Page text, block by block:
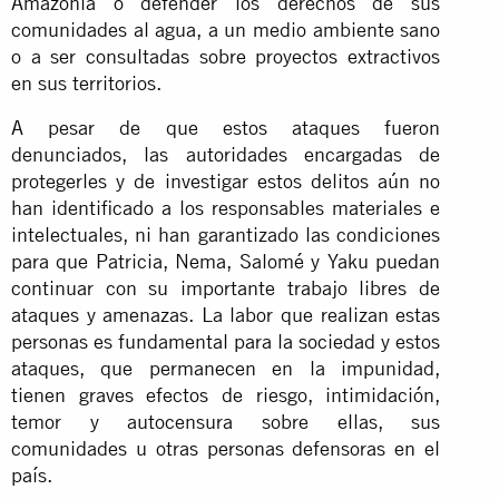
comunidades al agua, a un medio ambiente sano
o a ser consultadas sobre proyectos extractivos
en sus territorios.
A pesar de que estos ataques fueron
denunciados, las autoridades encargadas de
protegerles y de investigar estos delitos aún no
han identificado a los responsables materiales e
intelectuales, ni han garantizado las condiciones
para que Patricia, Nema, Salomé y Yaku puedan
continuar con su importante trabajo libres de
ataques y amenazas. La labor que realizan estas
personas es fundamental para la sociedad y estos
ataques, que permanecen en la impunidad,
tienen graves efectos de riesgo, intimidación,
temor y autocensura sobre ellas, sus
comunidades u otras personas defensoras en el
país.